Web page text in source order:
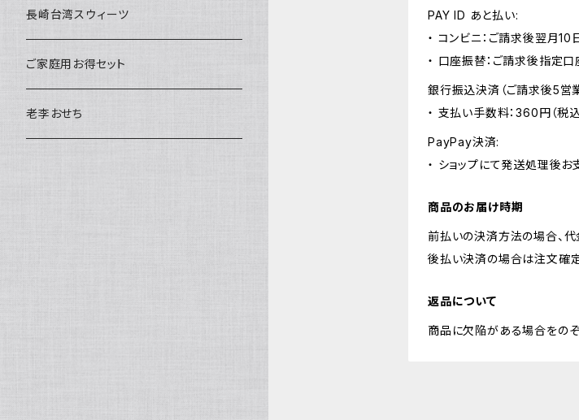
PAY ID あと払い:
・ コンビニ：ご請求後翌月10
・ 口座振替：ご請求後指定
銀行振込決済（ご請求後5営
・ 支払い手数料：360円（税込
PayPay決済:
・ ショップにて発送処理後お
商品のお届け時期
前払いの決済方法の場合、
後払い決済の場合は注文確
返品について
商品に欠陥がある場合をのぞ
長崎台湾スウィーツ
ご家庭用お得セット
老李おせち